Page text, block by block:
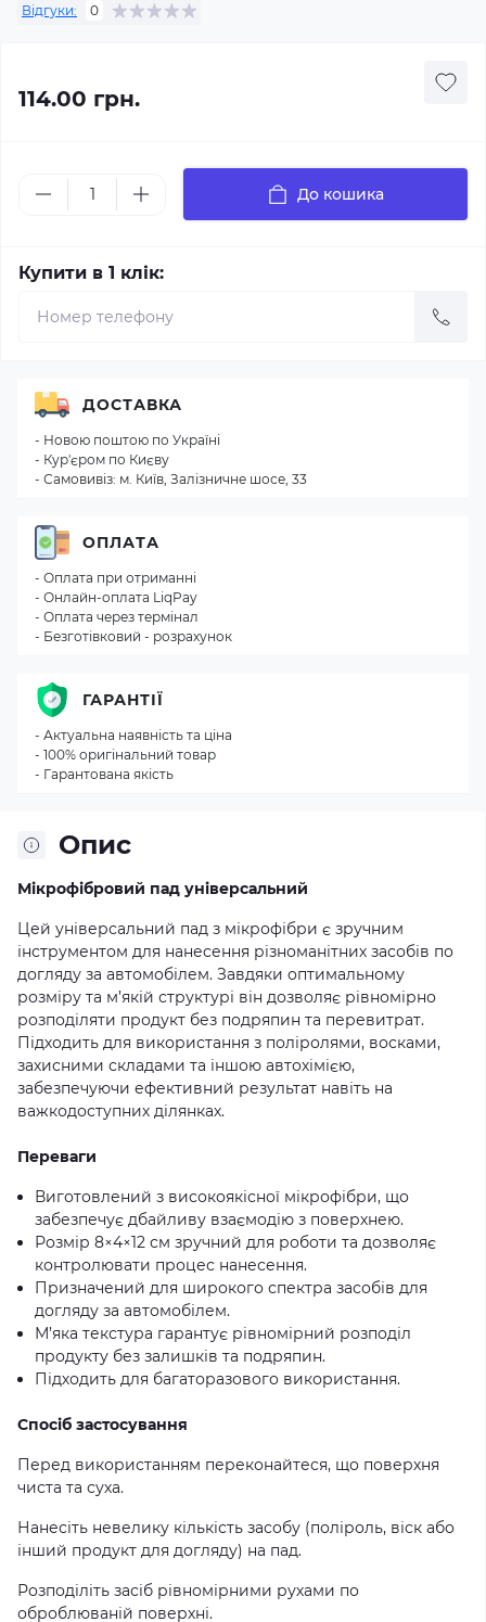
Відгуки: 0
114.00 грн.
До кошика
Купити в 1 клік:
Опис
Мікрофібровий пад універсальний
Цей універсальний пад з мікрофібри є зручним
інструментом для нанесення різноманітних засобів по
догляду за автомобілем. Завдяки оптимальному
розміру та м’якій структурі він дозволяє рівномірно
розподіляти продукт без подряпин та перевитрат.
Підходить для використання з поліролями, восками,
захисними складами та іншою автохімією,
забезпечуючи ефективний результат навіть на
важкодоступних ділянках.
Переваги
Виготовлений з високоякісної мікрофібри, що
забезпечує дбайливу взаємодію з поверхнею.
Розмір 8×4×12 см зручний для роботи та дозволяє
контролювати процес нанесення.
Призначений для широкого спектра засобів для
догляду за автомобілем.
М’яка текстура гарантує рівномірний розподіл
продукту без залишків та подряпин.
Підходить для багаторазового використання.
Спосіб застосування
Перед використанням переконайтеся, що поверхня
чиста та суха.
Нанесіть невелику кількість засобу (поліроль, віск або
інший продукт для догляду) на пад.
Розподіліть засіб рівномірними рухами по
оброблюваній поверхні.
ДОСТАВКА
- Новою поштою по Україні
- Кур'єром по Києву
- Самовивіз: м. Київ, Залізничне шосе, 33
ОПЛАТА
- Оплата при отриманні
- Онлайн-оплата LiqPay
- Оплата через термінал
- Безготівковий - розрахунок
ГАРАНТІЇ
- Актуальна наявність та ціна
- 100% оригінальний товар
- Гарантована якість